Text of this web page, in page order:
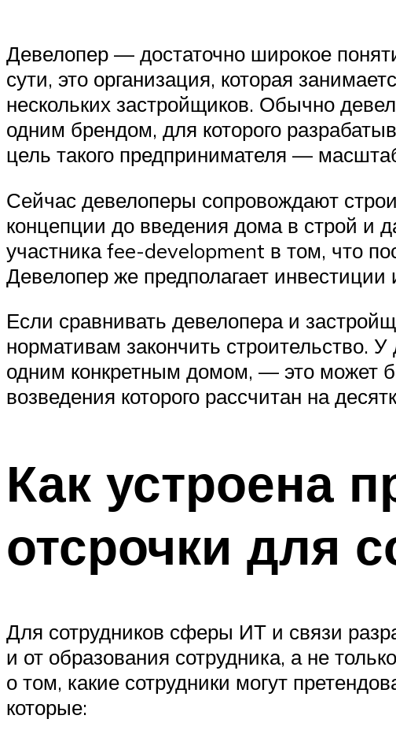
Девелопер — достаточно широкое
сути, это организация, которая
нескольких застройщиков. Обычно
одним брендом, для которого
цель такого предпринимателя —
Сейчас девелоперы сопровождают
концепции до введения дома в строй и
участника fee-development в том, что
Девелопер же предполагает
Если сравнивать девелопера и
нормативам закончить строительство.
одним конкретным домом, — это может
возведения которого рассчитан на
Как устроена
отсрочки для
Для сотрудников сферы ИТ и связи
и от образования сотрудника, а не
о том, какие сотрудники могут
которые: